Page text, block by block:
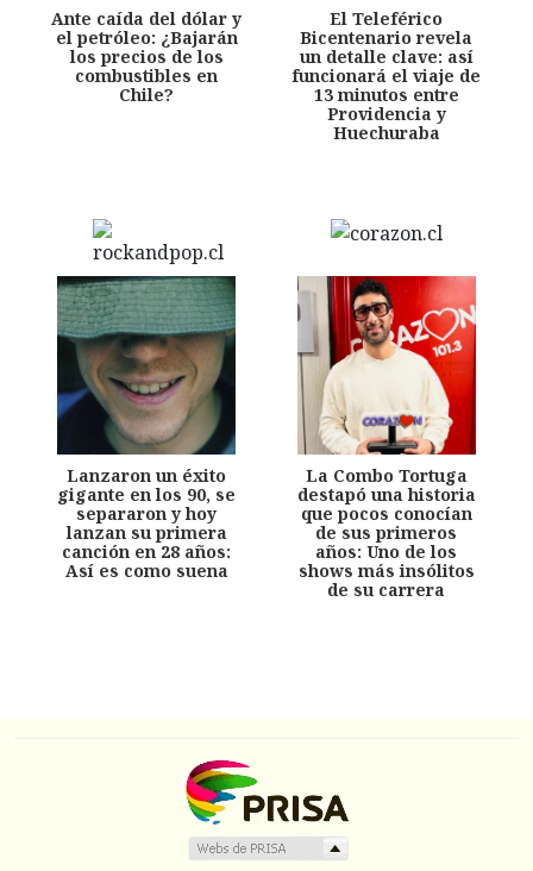
Ante caída del dólar y
el petróleo: ¿Bajarán
los precios de los
combustibles en
Chile?
El Teleférico
Bicentenario revela
un detalle clave: así
funcionará el viaje de
13 minutos entre
Providencia y
Huechuraba
Lanzaron un éxito
gigante en los 90, se
separaron y hoy
lanzan su primera
canción en 28 años:
Así es como suena
La Combo Tortuga
destapó una historia
que pocos conocían
de sus primeros
años: Uno de los
shows más insólitos
de su carrera